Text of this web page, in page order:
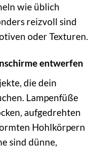
wie üblich
reizvoll sind
oder Texturen.
entwerfen
die dein
Lampenfüße
aufgedrehten
Hohlkörpern
sind dünne,